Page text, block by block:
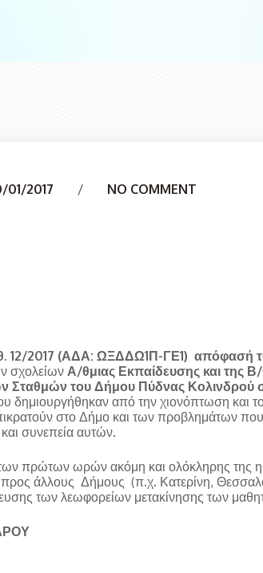
01/2017 NO COMMENT
12/2017 (ΑΔΑ: ΩΞΔΔΩ1Π-ΓΕ1) απόφασή
σχολείων Α/θμιας Εκπαίδευσης και της Β/
Σταθμών του Δήμου Πύδνας Κολινδρού
δημιουργήθηκαν από την χιονόπτωση και
στο Δήμο και των προβλημάτων που
συνεπεία αυτών.
πρώτων ωρών ακόμη και ολόκληρης της
προς άλλους Δήμους (π.χ. Κατερίνη,
των λεωφορείων μετακίνησης των